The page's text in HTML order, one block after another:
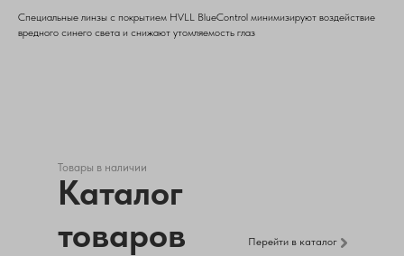
Специальные линзы с покрытием HVLL BlueControl минимизируют воздействие
вредного синего света и снижают утомляемость глаз
Товары в наличии
Каталог
товаров
Перейти в каталог